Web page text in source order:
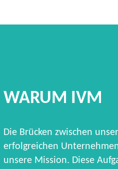
WARUM IVM
Die Brücken zwischen
erfolgreichen
unsere Mission. Diese